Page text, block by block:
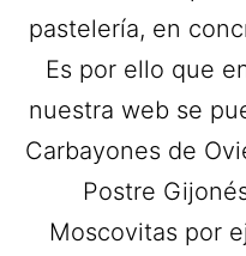
pastelería, en
Es por ello que
nuestra web se
Carbayones de
Postre
Moscovitas por